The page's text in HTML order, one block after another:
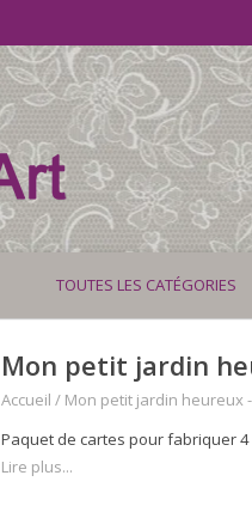
TOUTES LES CATÉGORIES
Mon petit jardin
Accueil / Mon petit jardin heureux
Paquet de cartes pour fabriquer 4
Lire plus...